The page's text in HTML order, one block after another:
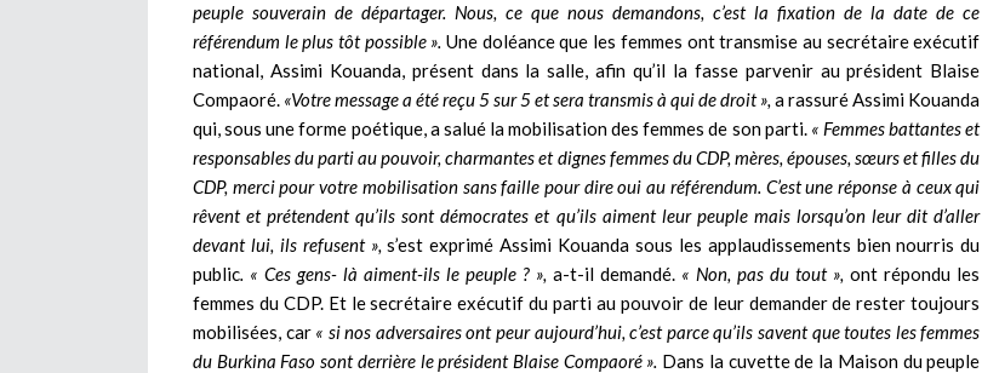
peuple souverain de départager. Nous, ce que nous demandons, c’est la fixation de la date de ce
référendum le plus tôt possible ». Une doléance que les femmes ont transmise au secrétaire exécutif
national, Assimi Kouanda, présent dans la salle, afin qu’il la fasse parvenir au président Blaise
Compaoré. «Votre message a été reçu 5 sur 5 et sera transmis à qui de droit »,a rassuré Assimi Kouanda
qui, sous une forme poétique, a salué la mobilisation des femmes de son parti. « Femmes battantes et
responsables du parti au pouvoir, charmantes et dignes femmes du CDP, mères, épouses, sœurs et filles du
CDP, merci pour votre mobilisation sans faille pour dire oui au référendum. C’est une réponse à ceux qui
rêvent et prétendent qu’ils sont démocrates et qu’ils aiment leur peuple mais lorsqu’on leur dit d’aller
devant lui, ils refusent », s’est exprimé Assimi Kouanda sous les applaudissements bien nourris du
public. « Ces gens- là aiment-ils le peuple ? », a-t-il demandé. « Non, pas du tout », ont répondu les
femmes du CDP. Et le secrétaire exécutif du parti au pouvoir de leur demander de rester toujours
mobilisées, car« si nos adversaires ont peur aujourd’hui, c’est parce qu’ils savent que toutes les femmes
du Burkina Faso sont derrière le président Blaise Compaoré ». Dans la cuvette de la Maison du peuple